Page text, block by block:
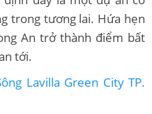
trong tương lai. Hứa hẹn
An trở thành điểm bất
tới.
Lavilla Green City TP.